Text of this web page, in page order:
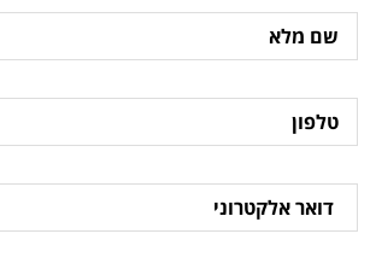
מלא
טלפון
אלקטרוני